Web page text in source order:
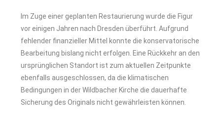
Im Zuge einer geplanten Restaurierung wurde die Figur
vor einigen Jahren nach Dresden überführt. Aufgrund
fehlender finanzieller Mittel konnte die konservatorische
Bearbeitung bislang nicht erfolgen. Eine Rückkehr an den
ursprünglichen Standort ist zum aktuellen Zeitpunkte
ebenfalls ausgeschlossen, da die klimatischen
Bedingungen in der Wildbacher Kirche die dauerhafte
Sicherung des Originals nicht gewährleisten können.